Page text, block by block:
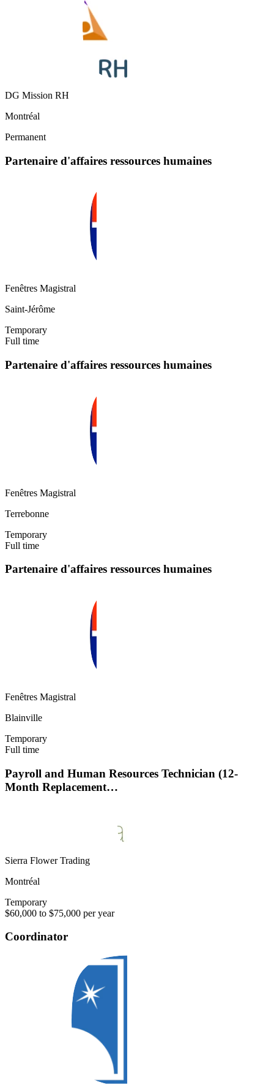
DG Mission RH
Montréal
Permanent
Partenaire d'affaires ressources humaines
Fenêtres Magistral
Saint-Jérôme
Temporary
Full time
Partenaire d'affaires ressources humaines
Fenêtres Magistral
Terrebonne
Temporary
Full time
Partenaire d'affaires ressources humaines
Fenêtres Magistral
Blainville
Temporary
Full time
Payroll and Human Resources Technician (12-
Month Replacement…
Sierra Flower Trading
Montréal
Temporary
$60,000 to $75,000 per year
Coordinator